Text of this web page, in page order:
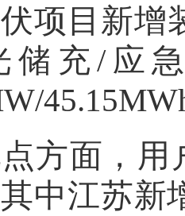
项目新增
储充/应
方面，用
中江苏新